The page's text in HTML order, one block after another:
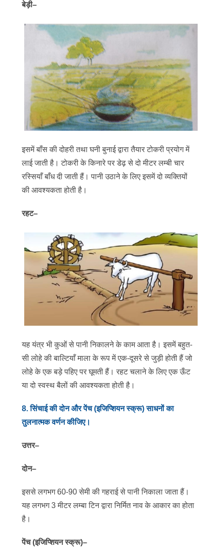
बेड़ी–
इसमें बाँस की दोहरी तथा घनी बुनाई द्वारा तैयार टोकरी प्रयोग में
लाई जाती है। टोकरी के किनारे पर डेढ़ से दो मीटर लम्बी चार
रस्सियाँ बाँध दी जाती हैं। पानी उठाने के लिए इसमें दो व्यक्तियों
की आवश्यकता होती है।
रहट–
यह यंत्र भी कुओं से पानी निकालने के काम आता है। इसमें बहुत-
सी लोहे की बाल्टियाँ माला के रूप में एक-दूसरे से जुड़ी होती हैं जो
लोहे के एक बड़े पहिए पर घूमती हैं। रहट चलाने के लिए एक ऊँट
या दो स्वस्थ बैलों की आवश्यकता होती है।
8.सिंचाई की दोन और पेंच (इजिप्शियन स्क्रू) साधनों का
तुलनात्मक वर्णन कीजिए।
उत्तर–
दोन–
इससे लगभग 60-90 सेमी की गहराई से पानी निकाला जाता हैं।
यह लगभग 3 मीटर लम्बा टिन द्वारा निर्मित नाव के आकार का होता
है।
पेंच (इजिप्शियन स्क्रू)–